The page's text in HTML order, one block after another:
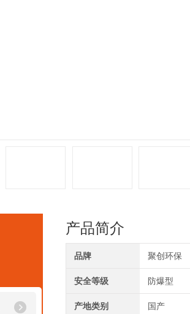
产品简介
品牌 聚创环保
安全等级 防爆型
产地类别 国产